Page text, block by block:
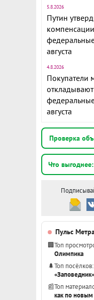
5.8.2026
Путин
августа
4.8.2026
Покупатели
августа
Проверка
Что
Пульс
🏢Топ
Олимпика
🌲Топ посёлков:
«Заповедник»
📰Топ
как по новым